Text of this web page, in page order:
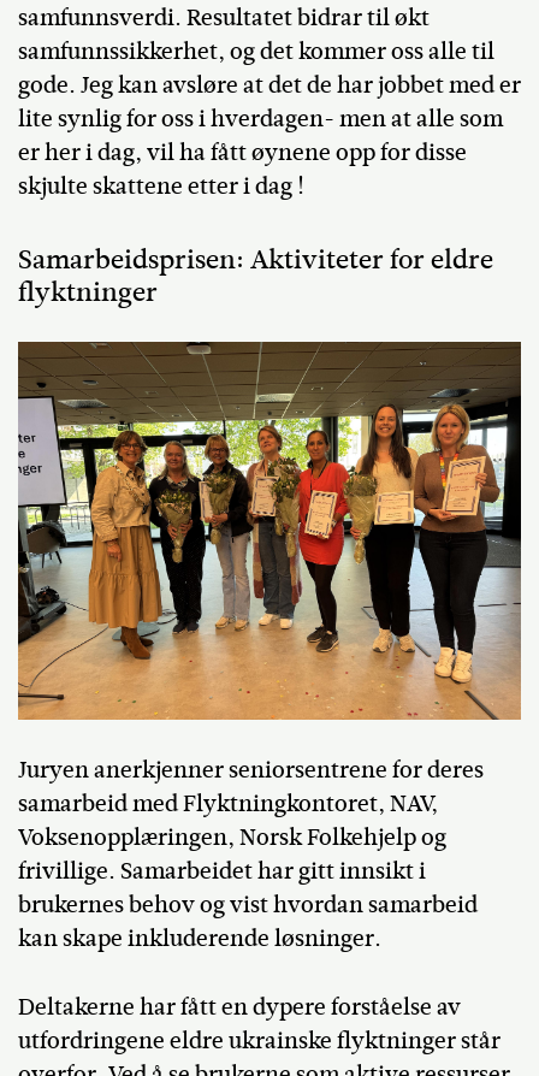
samfunnsverdi. Resultatet bidrar til økt
samfunnssikkerhet, og det kommer oss alle til
gode. Jeg kan avsløre at det de har jobbet med er
lite synlig for oss i hverdagen- men at alle som
er her i dag, vil ha fått øynene opp for disse
skjulte skattene etter i dag !
Samarbeidsprisen: Aktiviteter for eldre
flyktninger
Juryen anerkjenner seniorsentrene for deres
samarbeid med Flyktningkontoret, NAV,
Voksenopplæringen, Norsk Folkehjelp og
frivillige. Samarbeidet har gitt innsikt i
brukernes behov og vist hvordan samarbeid
kan skape inkluderende løsninger.
Deltakerne har fått en dypere forståelse av
utfordringene eldre ukrainske flyktninger står